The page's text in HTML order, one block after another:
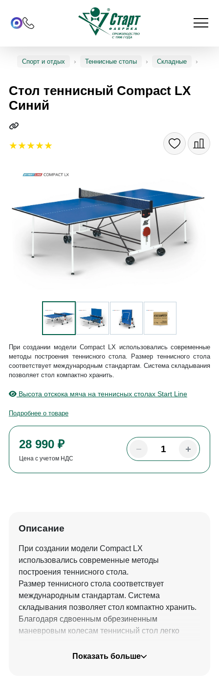
Спорт и отдых Теннисные столы Складные
Стол теннисный Compact LX
Синий
28 990 ₽
Цена с учетом НДС
При создании модели Compact LX использовались современные
методы построения теннисного стола. Размер теннисного стола
соответствует международным стандартам. Система складывания
позволяет стол компактно хранить.
Высота отскока мяча на теннисных столах Start Line
Подробнее о товаре
Описание
При создании модели Compact LX
использовались современные методы
построения теннисного стола.
Размер теннисного стола соответствует
международным стандартам. Система
складывания позволяет стол компактно хранить.
Благодаря сдвоенным обрезиненным
маневровым колесам теннисный стол легко
Показать больше